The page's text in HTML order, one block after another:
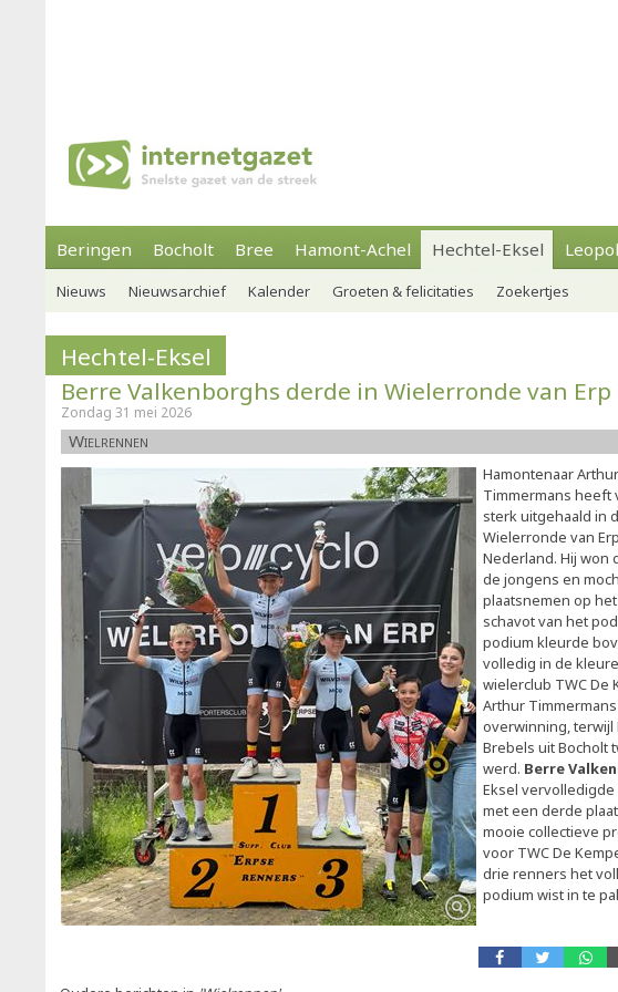
Beringen Bocholt Bree Hamont-Achel Hechtel-Eksel
Nieuws Nieuwsarchief Kalender Groeten & felicitaties Zoekertjes
Hechtel-Eksel
Berre Valkenborghs derde in Wielerronde van Erp
Zondag 31 mei 2026
Wielrennen
Hamontenaar Arthur
Timmermans heeft
sterk uitgehaald in
Wielerronde van
Nederland. Hij won
de jongens en
plaatsnemen op
schavot van het
podium kleurde
volledig in de
wielerclub TWC De
Arthur
overwinning, terwijl
Brebels uit Bocholt
werd. Berre
Eksel vervolledigde
met een derde
mooie collectieve
voor TWC De
drie renners het
podium wist in te